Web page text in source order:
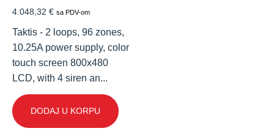
4.048,32 € sa PDV-om
Taktis - 2 loops, 96 zones,
10.25A power supply, color
touch screen 800x480
LCD, with 4 siren an...
DODAJ U KORPU